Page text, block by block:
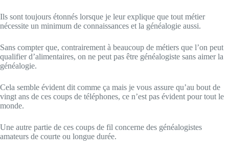
Ils sont toujours étonnés lorsque je leur explique que tout métier
nécessite un minimum de connaissances et la généalogie aussi.
Sans compter que, contrairement à beaucoup de métiers que l’on peut
qualifier d’alimentaires, on ne peut pas être généalogiste sans aimer la
généalogie.
Cela semble évident dit comme ça mais je vous assure qu’au bout de
vingt ans de ces coups de téléphones, ce n’est pas évident pour tout le
monde.
Une autre partie de ces coups de fil concerne des généalogistes
amateurs de courte ou longue durée.